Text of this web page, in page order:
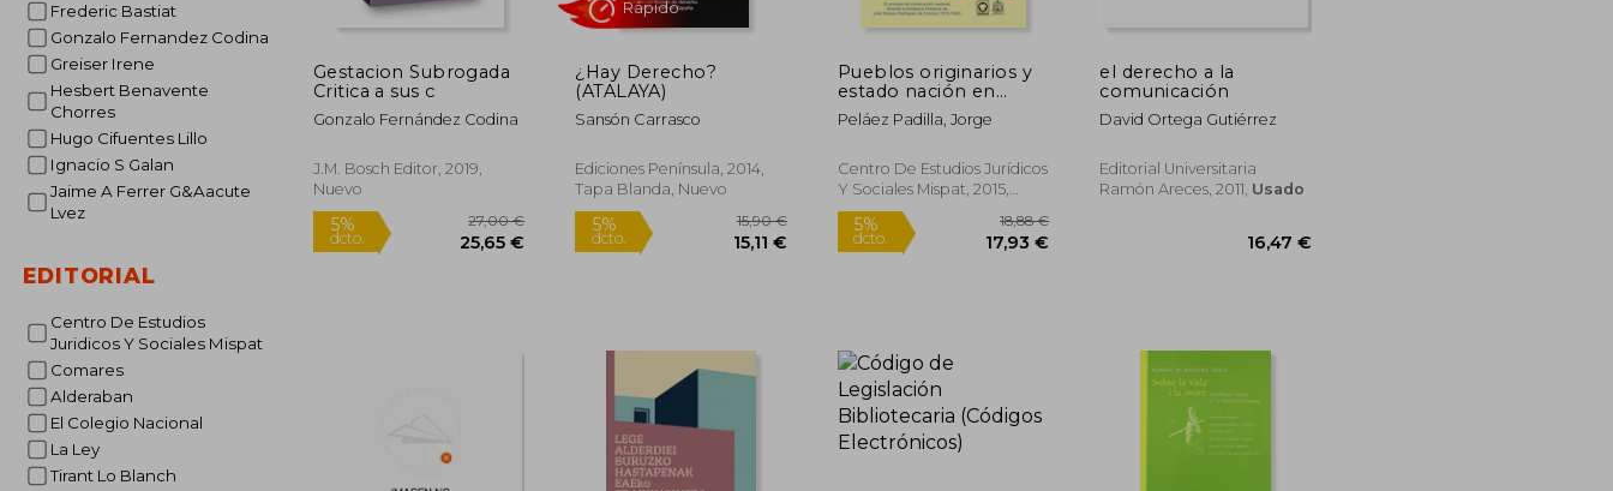
Frederic Bastiat
Gonzalo Fernandez Codina
Greiser Irene
Hesbert Benavente
Chorres
Hugo Cifuentes Lillo
Ignacio S Galan
Jaime A Ferrer G&Aacute
Lvez
EDITORIAL
Centro De Estudios
Juridicos Y Sociales Mispat
Comares
Alderaban
El Colegio Nacional
La Ley
Tirant Lo Blanch
Gestacion Subrogada
Critica a sus c
Gonzalo Fernández Codina
J.M. Bosch Editor, 2019,
Nuevo
¿Hay Derecho?
(ATALAYA)
Sansón Carrasco
Ediciones Península, 2014,
Tapa Blanda, Nuevo
5% 15,90 €
15,11 €
Pueblos originarios y
estado nación en
Paraguay. El proceso
de construcción
Dictadura Perpetua de
José Gaspar
(1816-1840)
Peláez Padilla, Jorge
Centro De Estudios Jurídicos
Y Sociales Mispat, 2015,
Tapa Blanda, Nuevo
dcto.
18,88 €
el derecho a la
comunicación
David Ortega Gutiérrez
Editorial Universitaria
Ramón Areces, 2011, Usado